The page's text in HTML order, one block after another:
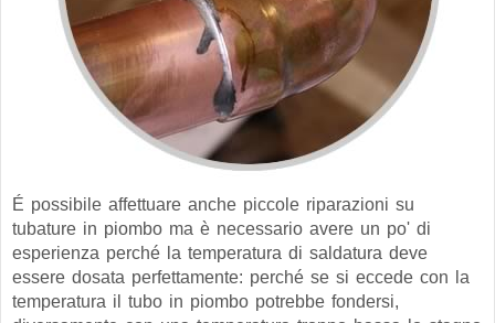
É possibile affettuare anche piccole riparazioni su
tubature in piombo ma è necessario avere un po' di
esperienza perché la temperatura di saldatura deve
essere dosata perfettamente: perché se si eccede con la
temperatura il tubo in piombo potrebbe fondersi,